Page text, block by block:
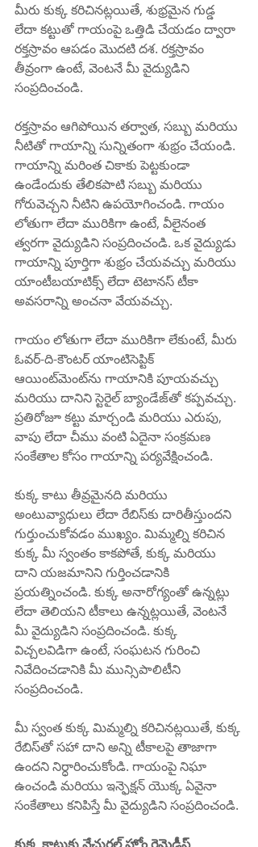
మీరు కుక్క కరిచినట్లయితే, శుభ్రమైన గుడ్డ
లేదా కట్టుతో గాయంపై ఒత్తిడి చేయడం ద్వారా
రక్తస్రావం ఆపడం మొదటి దశ. రక్తస్రావం
తీవ్రంగా ఉంటే, వెంటనే మీ వైద్యుడిని
సంప్రదించండి.
రక్తస్రావం ఆగిపోయిన తర్వాత, సబ్బు మరియు
నీటితో గాయాన్ని సున్నితంగా శుభ్రం చేయండి.
గాయాన్ని మరింత చికాకు పెట్టకుండా
ఉండేందుకు తేలికపాటి సబ్బు మరియు
గోరువెచ్చని నీటిని ఉపయోగించండి. గాయం
లోతుగా లేదా మురికిగా ఉంటే, వీలైనంత
త్వరగా వైద్యుడిని సంప్రదించండి. ఒక వైద్యుడు
గాయాన్ని పూర్తిగా శుభ్రం చేయవచ్చు మరియు
యాంటీబయాటిక్స్ లేదా టెటానస్ టీకా
అవసరాన్ని అంచనా వేయవచ్చు.
గాయం లోతుగా లేదా మురికిగా లేకుంటే, మీరు
ఓవర్-ది-కౌంటర్ యాంటిసెప్టిక్
ఆయింట్‌మెంట్‌ను గాయానికి పూయవచ్చు
మరియు దానిని స్టెరైల్ బ్యాండేజ్‌తో కప్పవచ్చు.
ప్రతిరోజూ కట్టు మార్చండి మరియు ఎరుపు,
వాపు లేదా చీము వంటి ఏదైనా సంక్రమణ
సంకేతాల కోసం గాయాన్ని పర్యవేక్షించండి.
కుక్క కాటు తీవ్రమైనది మరియు
అంటువ్యాధులు లేదా రేబిస్‌కు దారితీస్తుందని
గుర్తుంచుకోవడం ముఖ్యం. మిమ్మల్ని కరిచిన
కుక్క మీ స్వంతం కాకపోతే, కుక్క మరియు
దాని యజమానిని గుర్తించడానికి
ప్రయత్నించండి. కుక్క అనారోగ్యంతో ఉన్నట్లు
లేదా తెలియని టీకాలు ఉన్నట్లయితే, వెంటనే
మీ వైద్యుడిని సంప్రదించండి. కుక్క
విచ్చలవిడిగా ఉంటే, సంఘటన గురించి
నివేదించడానికి మీ మున్సిపాలిటీని
సంప్రదించండి.
మీ స్వంత కుక్క మిమ్మల్ని కరిచినట్లయితే, కుక్క
రేబిస్‌తో సహా దాని అన్ని టీకాలపై తాజాగా
ఉందని నిర్ధారించుకోండి. గాయంపై నిఘా
ఉంచండి మరియు ఇన్ఫెక్షన్ యొక్క ఏవైనా
సంకేతాలు కనిపిస్తే మీ వైద్యుడిని సంప్రదించండి.